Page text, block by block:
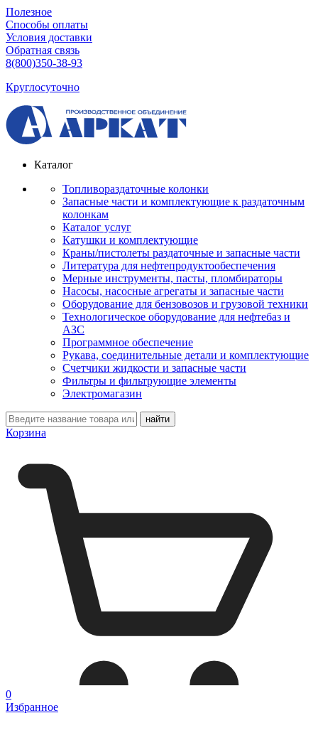
Полезное
Способы оплаты
Условия доставки
Обратная связь
8(800)350-38-93
Круглосуточно
Каталог
Топливораздаточные колонки
Запасные части и комплектующие к раздаточным
колонкам
Каталог услуг
Катушки и комплектующие
Краны/пистолеты раздаточные и запасные части
Литература для нефтепродуктообеспечения
Мерные инструменты, пасты, пломбираторы
Насосы, насосные агрегаты и запасные части
Оборудование для бензовозов и грузовой техники
Технологическое оборудование для нефтебаз и
АЗС
Программное обеспечение
Рукава, соединительные детали и комплектующие
Счетчики жидкости и запасные части
Фильтры и фильтрующие элементы
Электромагазин
Корзина
0
Избранное